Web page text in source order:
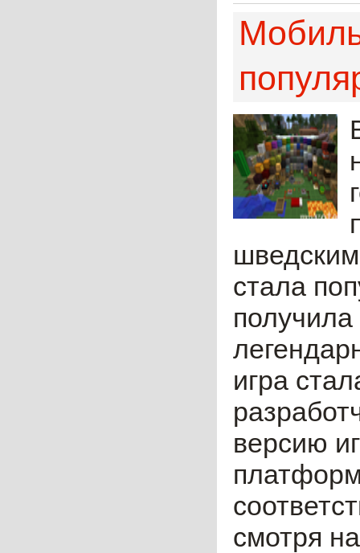
шведским
стала
игра
версию
смотря